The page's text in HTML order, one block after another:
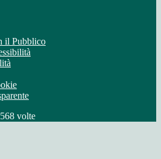
il Pubblico
volte